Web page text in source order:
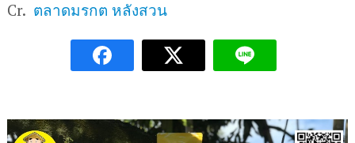
Cr. ตลาดมรกต หลังสวน